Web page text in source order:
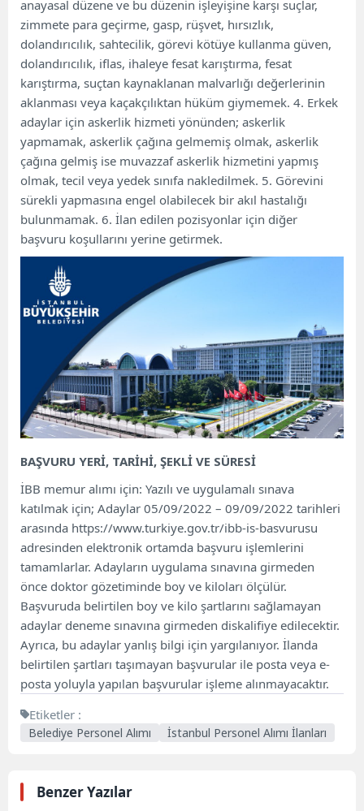
anayasal düzene ve bu düzenin işleyişine karşı suçlar,
zimmete para geçirme, gasp, rüşvet, hırsızlık,
dolandırıcılık, sahtecilik, görevi kötüye kullanma güven,
dolandırıcılık, iflas, ihaleye fesat karıştırma, fesat
karıştırma, suçtan kaynaklanan malvarlığı değerlerinin
aklanması veya kaçakçılıktan hüküm giymemek. 4. Erkek
adaylar için askerlik hizmeti yönünden; askerlik
yapmamak, askerlik çağına gelmemiş olmak, askerlik
çağına gelmiş ise muvazzaf askerlik hizmetini yapmış
olmak, tecil veya yedek sınıfa nakledilmek. 5. Görevini
sürekli yapmasına engel olabilecek bir akıl hastalığı
bulunmamak. 6. İlan edilen pozisyonlar için diğer
başvuru koşullarını yerine getirmek.
BAŞVURU YERİ, TARİHİ, ŞEKLİ VE SÜRESİ
İBB memur alımı için: Yazılı ve uygulamalı sınava
katılmak için; Adaylar 05/09/2022 – 09/09/2022 tarihleri ​​
arasında https://www.turkiye.gov.tr/ibb-is-basvurusu
adresinden elektronik ortamda başvuru işlemlerini
tamamlarlar. Adayların uygulama sınavına girmeden
önce doktor gözetiminde boy ve kiloları ölçülür.
Başvuruda belirtilen boy ve kilo şartlarını sağlamayan
adaylar deneme sınavına girmeden diskalifiye edilecektir.
Ayrıca, bu adaylar yanlış bilgi için yargılanıyor. İlanda
belirtilen şartları taşımayan başvurular ile posta veya e-
posta yoluyla yapılan başvurular işleme alınmayacaktır.
Etiketler :
Belediye Personel Alımı İstanbul Personel Alımı İlanları
Benzer Yazılar